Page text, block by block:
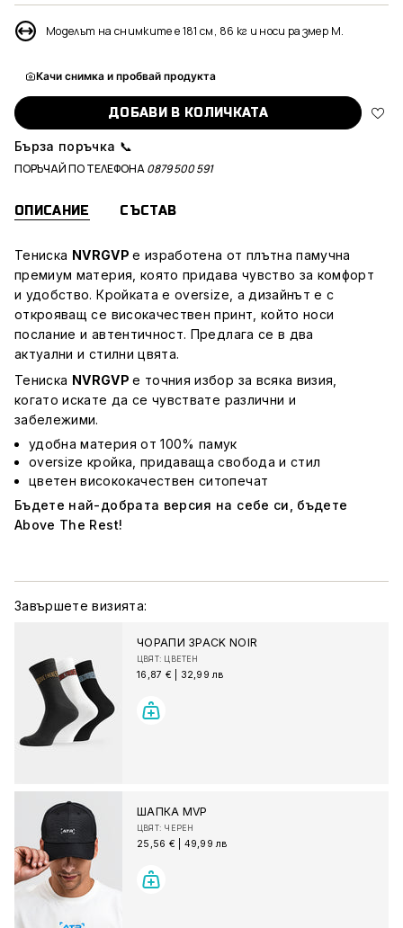
Моделът на снимките е 181 см, 86 кг и носи размер M.
Качи снимка и пробвай продукта
ДОБАВИ В КОЛИЧКАТА
Бърза поръчка 📞
ПОРЪЧАЙ ПО ТЕЛЕФОНА0879 500 591
ОПИСАНИЕ СЪСТАВ
Тениска NVRGVPе изработена от плътна памучна
премиум материя, която придава чувство за комфорт
и удобство. Кройката е oversize, а дизайнът е с
открояващ се високачествен принт, който носи
послание и автентичност. Предлага се в два
актуални и стилни цвята.
Тениска NVRGVPе точния избор за всяка визия,
когато искате да се чувствате различни и
забележими.
удобна материя от 100% памук
оversize кройка, придаваща свобода и стил
цветен висококачествен ситопечат
Бъдете най-добрата версия на себе си, бъдете
Above The Rest!
Завършете визията:
ЧОРАПИ 3PACK NOIR
ЦВЯТ: ЦВЕТЕН
16,87 € 32,99 лв
ШАПКА MVP
ЦВЯТ: ЧЕРЕН
25,56 € 49,99 лв